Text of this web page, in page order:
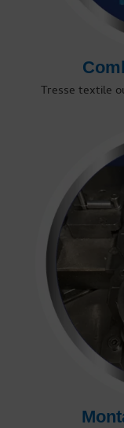
Tresse textile